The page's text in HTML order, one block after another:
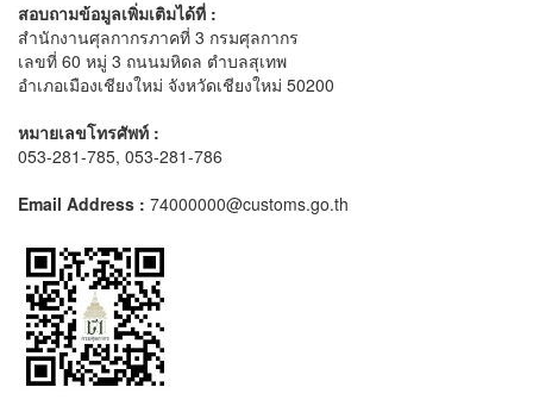
สอบถามข้อมูลเพิ่มเติมได้ที่ :
สำนักงานศุลกากรภาคที่ 3 กรมศุลกากร
เลขที่ 60 หมู่ 3 ถนนมหิดล ตำบลสุเทพ
อำเภอเมืองเชียงใหม่ จังหวัดเชียงใหม่ 50200
หมายเลขโทรศัพท์ :
053-281-785, 053-281-786
Email Address : 74000000@customs.go.th